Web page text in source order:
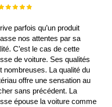
:
parfois qu’un produit
nos attentes par sa
C’est le cas de cette
de voiture. Ses qualités
nombreuses. La qualité du
offre une sensation au
sans précédent. La
épouse la voiture comme